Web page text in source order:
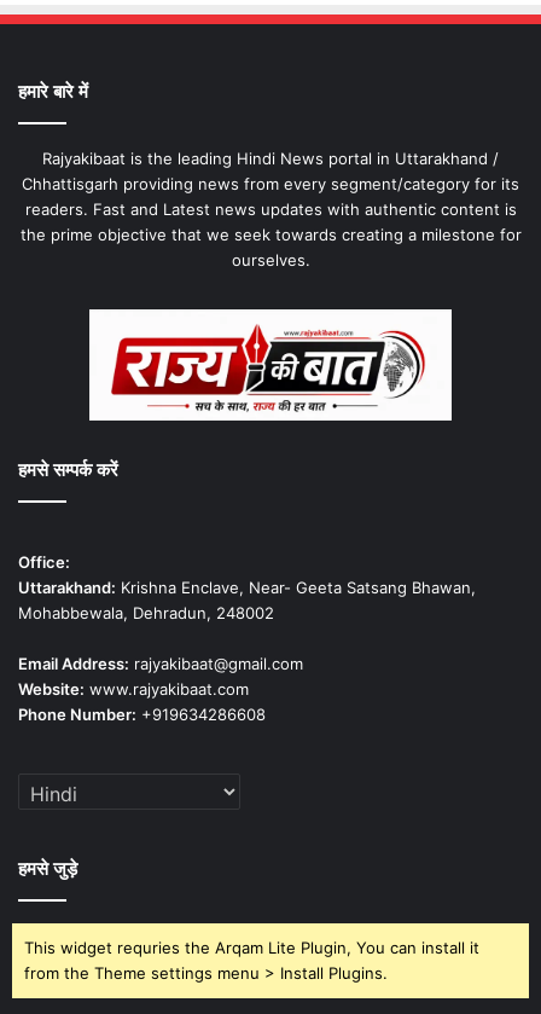
हमारे बारे में
Rajyakibaat is the leading Hindi News portal in Uttarakhand /
Chhattisgarh providing news from every segment/category for its
readers. Fast and Latest news updates with authentic content is
the prime objective that we seek towards creating a milestone for
ourselves.
हमसे सम्पर्क करें
Office:
Uttarakhand: Krishna Enclave, Near- Geeta Satsang Bhawan,
Mohabbewala, Dehradun, 248002
Email Address: rajyakibaat@gmail.com
Website: www.rajyakibaat.com
Phone Number: +919634286608
हमसे जुड़े
This widget requries the Arqam Lite Plugin, You can install it
from the Theme settings menu > Install Plugins.